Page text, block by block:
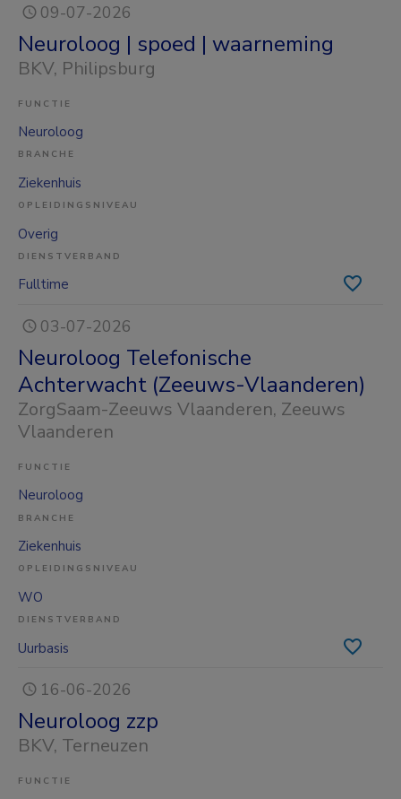
09-07-2026
Neuroloog | spoed | waarneming
BKV, Philipsburg
FUNCTIE
Neuroloog
BRANCHE
Ziekenhuis
OPLEIDINGSNIVEAU
Overig
DIENSTVERBAND
Fulltime
03-07-2026
Neuroloog Telefonische
Achterwacht (Zeeuws-Vlaanderen)
ZorgSaam-Zeeuws Vlaanderen, Zeeuws
Vlaanderen
FUNCTIE
Neuroloog
BRANCHE
Ziekenhuis
OPLEIDINGSNIVEAU
WO
DIENSTVERBAND
Uurbasis
16-06-2026
Neuroloog zzp
BKV, Terneuzen
FUNCTIE